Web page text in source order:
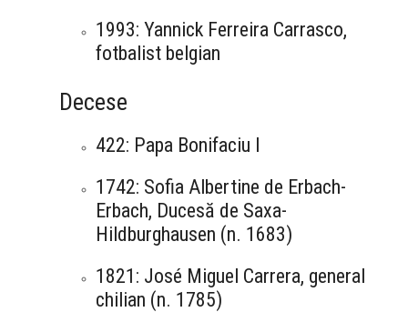
1993: Yannick Ferreira Carrasco,
fotbalist belgian
Decese
422: Papa Bonifaciu I
1742: Sofia Albertine de Erbach-
Erbach, Ducesă de Saxa-
Hildburghausen (n. 1683)
1821: José Miguel Carrera, general
chilian (n. 1785)